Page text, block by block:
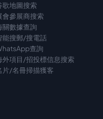
歌地圖搜索
會參展商搜索
關數據查詢
能搜郵/搜電話
查詢
外項目/招投標信息搜索
片/名冊掃描獲客